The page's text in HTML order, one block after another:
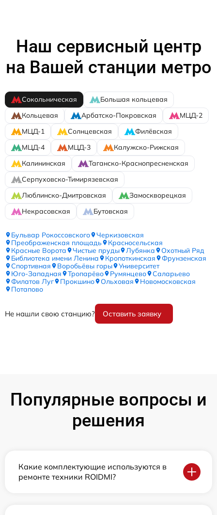
Наш сервисный центр
на Вашей станции метро
Сокольническая
Большая кольцевая
Кольцевая
Арбатско-Покровская
МЦД-2
МЦД-1
Солнцевская
Филёвская
МЦД-4
МЦД-3
Калужско-Рижская
Калининская
Таганско-Краснопресненская
Серпуховско-Тимирязевская
Люблинско-Дмитровская
Замоскворецкая
Некрасовская
Бутовская
Бульвар Рокоссовского
Черкизовская
Преображенская площадь
Красносельская
Красные Ворота
Чистые пруды Лубянка
Охотный Ряд
Библиотека имени Ленина
Кропоткинская
Фрунзенская
Спортивная
Воробьёвы горы
Университет
Юго-Западная
Тропарёво Румянцево
Саларьево
Филатов Луг
Прокшино Ольховая
Новомосковская
Потапово
Не нашли свою станцию? Оставить заявку
Популярные вопросы и
решения
Какие комплектующие используются в
ремонте техники ROIDMI?